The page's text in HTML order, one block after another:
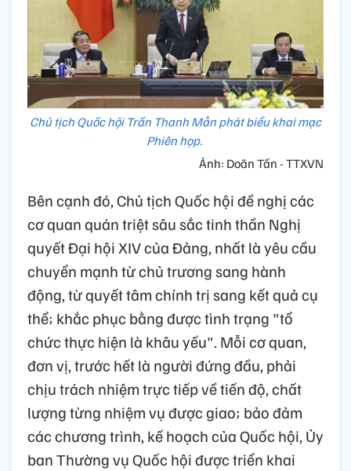
Chủ tịch Quốc hội Trần Thanh Mẫn phát biểu khai mạc
Phiên họp.
Ảnh: Doãn Tấn - TTXVN
Bên cạnh đó, Chủ tịch Quốc hội đề nghị các
cơ quan quán triệt sâu sắc tinh thần Nghị
quyết Đại hội XIV của Đảng, nhất là yêu cầu
chuyển mạnh từ chủ trương sang hành
động, từ quyết tâm chính trị sang kết quả cụ
thể; khắc phục bằng được tình trạng "tổ
chức thực hiện là khâu yếu". Mỗi cơ quan,
đơn vị, trước hết là người đứng đầu, phải
chịu trách nhiệm trực tiếp về tiến độ, chất
lượng từng nhiệm vụ được giao; bảo đảm
các chương trình, kế hoạch của Quốc hội, Ủy
ban Thường vụ Quốc hội được triển khai